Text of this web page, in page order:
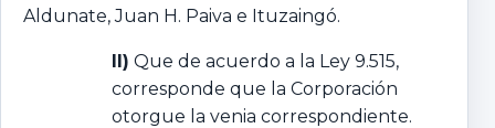
Aldunate, Juan H. Paiva e Ituzaingó.
II) Que de acuerdo a la Ley 9.515,
corresponde que la Corporación
otorgue la venia correspondiente.